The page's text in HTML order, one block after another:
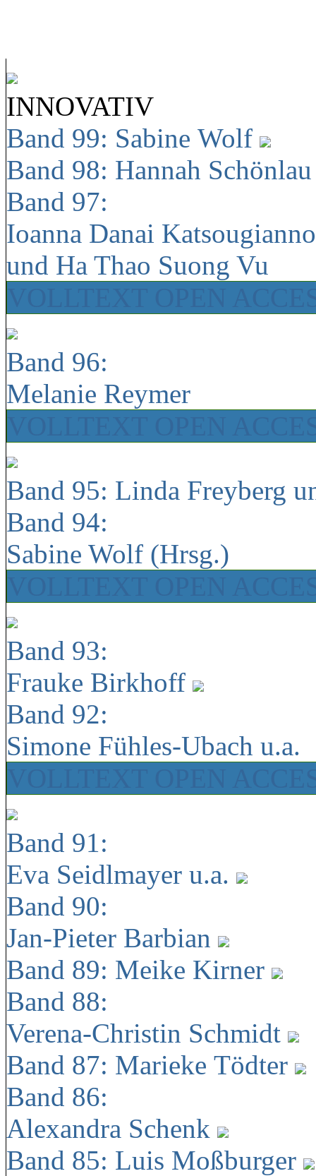
INNOVATIV
Band 99: Sabine Wolf
Band 98: Hannah
Band 97:
Ioanna Danai
und Ha Thao Suong Vu
Band 96:
Melanie Reymer
Band 95: Linda Freyberg
Band 94:
Sabine Wolf (Hrsg.)
Band 93:
Frauke Birkhoff
Band 92:
Simone Fühles-Ubach u.a.
Band 91:
Eva Seidlmayer u.a.
Band 90:
Jan-Pieter Barbian
Band 89: Meike Kirner
Band 88:
Verena-Christin Schmidt
Band 87: Marieke Tödter
Band 86:
Alexandra Schenk
Band 85: Luis Moßburger